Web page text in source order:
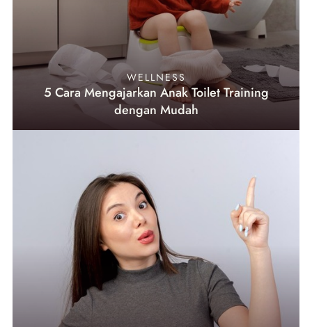
WELLNESS
5 Cara Mengajarkan Anak Toilet Training
dengan Mudah